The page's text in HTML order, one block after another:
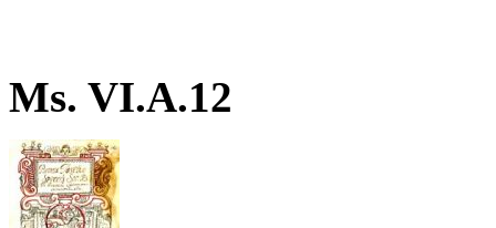
Ms. VI.A.12